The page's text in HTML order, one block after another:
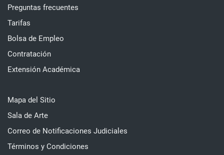
Preguntas frecuentes
Tarifas
Bolsa de Empleo
Contratación
Extensión Académica
Mapa del Sitio
Sala de Arte
Correo de Notificaciones Judiciales
Términos y Condiciones